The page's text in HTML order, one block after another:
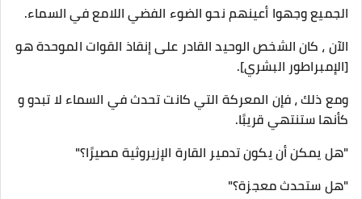
الجميع وجهوا أعينهم نحو الضوء الفضي اللامع في السماء.
الآن ، كان الشخص الوحيد القادر على إنقاذ القوات الموحدة هو
[الإمبراطور البشري].
ومع ذلك ، فإن المعركة التي كانت تحدث في السماء لا تبدو و
كأنها ستنتهي قريبًا.
"هل يمكن أن يكون تدمير القارة الإزيروثية مصيرًا؟"
"هل ستحدث معجزة؟"